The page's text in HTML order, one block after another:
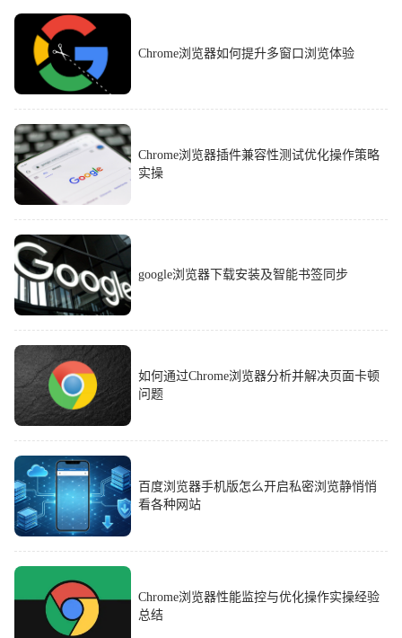
Chrome浏览器如何提升多窗口浏览体验
Chrome浏览器插件兼容性测试优化操作策略
实操
google浏览器下载安装及智能书签同步
如何通过Chrome浏览器分析并解决页面卡顿
问题
百度浏览器手机版怎么开启私密浏览静悄悄
看各种网站
Chrome浏览器性能监控与优化操作实操经验
总结